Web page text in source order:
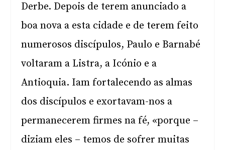
Derbe. Depois de terem anunciado a
boa nova a esta cidade e de terem feito
numerosos discípulos, Paulo e Barnabé
voltaram a Listra, a Icónio e a
Antioquia. Iam fortalecendo as almas
dos discípulos e exortavam-nos a
permanecerem firmes na fé, «porque –
diziam eles – temos de sofrer muitas